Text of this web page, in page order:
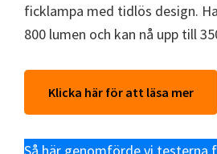
ficklampa med tidlös design.
800 lumen och kan nå upp till
Klicka här för att läsa mer